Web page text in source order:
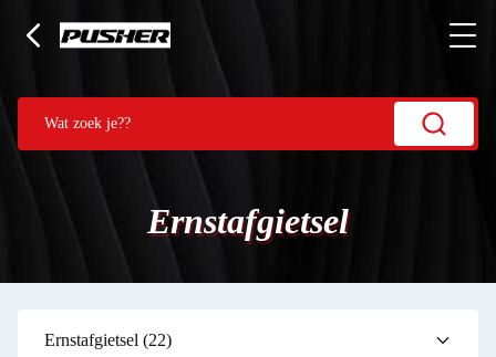
Ernstafgietsel
Ernstafgietsel (22)